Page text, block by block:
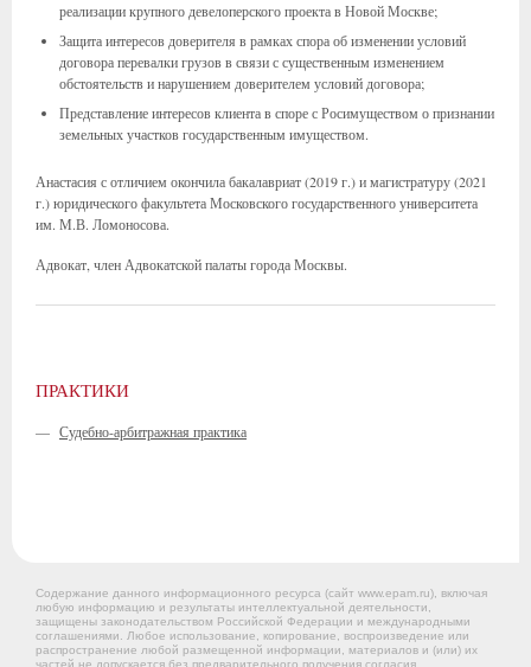
реализации крупного девелоперского проекта в Новой Москве;
Защита интересов доверителя в рамках спора об изменении условий
договора перевалки грузов в связи с существенным изменением
обстоятельств и нарушением доверителем условий договора;
Представление интересов клиента в споре с Росимуществом о признании
земельных участков государственным имуществом.
Анастасия с отличием окончила бакалавриат (2019 г.) и магистратуру (2021
г.) юридического факультета Московского государственного университета
им. М.В. Ломоносова.
Адвокат, член Адвокатской палаты города Москвы.
ПРАКТИКИ
— Судебно-арбитражная практика
Содержание данного информационного ресурса (сайт www.epam.ru), включая
любую информацию и результаты интеллектуальной деятельности,
защищены законодательством Российской Федерации и международными
соглашениями. Любое использование, копирование, воспроизведение или
распространение любой размещенной информации, материалов и (или) их
частей не допускается без предварительного получения согласия